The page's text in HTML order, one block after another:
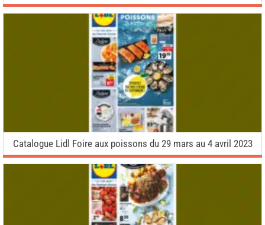
Catalogue Lidl Foire aux poissons du 29 mars au 4 avril 2023